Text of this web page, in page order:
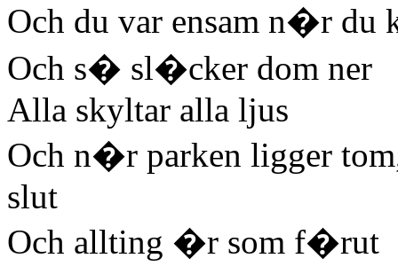
Och du var ensam n�r du
Och s� sl�cker dom ner
Alla skyltar alla ljus
Och n�r parken ligger
slut
Och allting �r som f�rut